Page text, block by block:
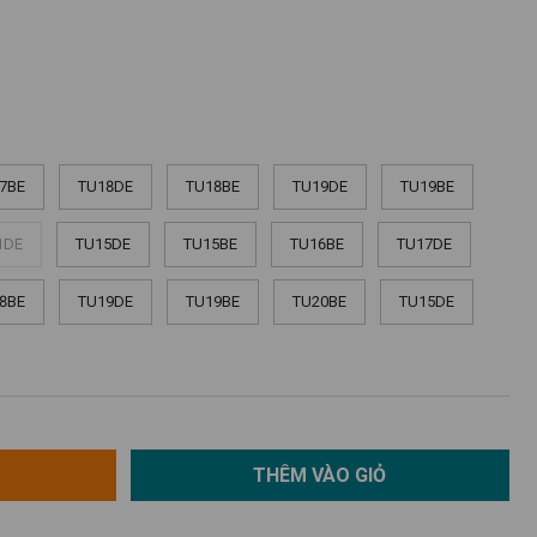
THÊM VÀO GIỎ
TU18DE TU18BE TU19DE TU19BE
TU15DE TU15BE TU16BE TU17DE
TU19DE TU19BE TU20BE TU15DE